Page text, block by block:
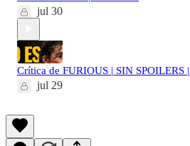
jul 30
Crítica de FURIOUS | SIN SPOILERS
jul 29